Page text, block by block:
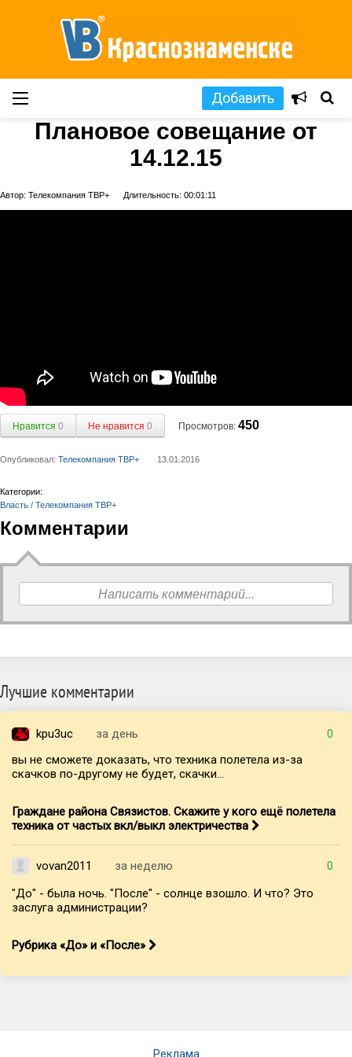
Добавить
Плановое совещание от
14.12.15
Автор: Телекомпания ТВР+ Длительность: 00:01:11
Нравится 0 Не нравится 0 Просмотров: 450
Опубликовал: Телекомпания ТВР+ 13.01.2016
Категории:
Власть / Телекомпания ТВР+
Комментарии
Написать комментарий...
Лучшие комментарии
kpu3uc за день
0
вы не сможете доказать, что техника полетела из-за
скачков по-другому не будет, скачки...
Граждане района Связистов. Скажите у кого ещё полетела
техника от частых вкл/выкл электричества
vovan2011 за неделю
0
"До" - была ночь. "После" - солнце взошло. И что? Это
заслуга администрации?
Рубрика «До» и «После»
Реклама